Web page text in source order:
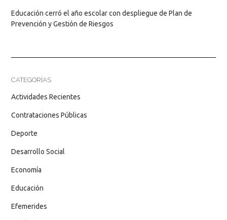
Educación cerró el año escolar con despliegue de Plan de
Prevención y Gestión de Riesgos
CATEGORÍAS
Actividades Recientes
Contrataciones Públicas
Deporte
Desarrollo Social
Economía
Educación
Efemerides